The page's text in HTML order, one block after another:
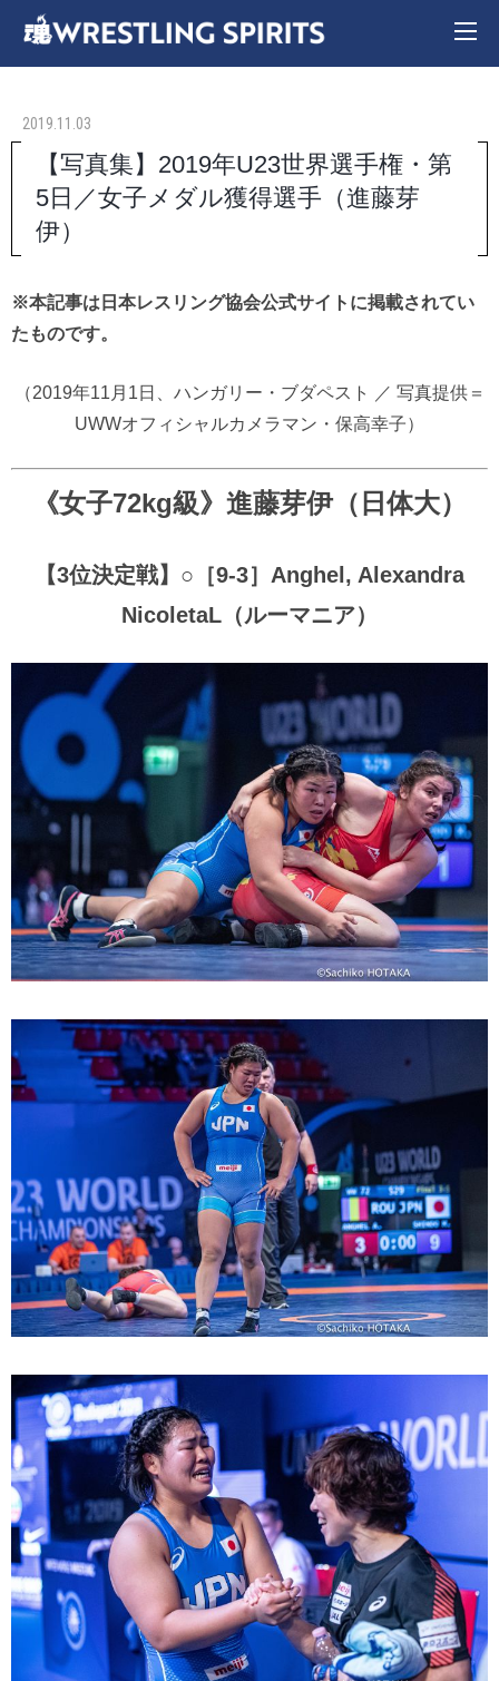
2019.11.03
【写真集】2019年U23世界選手権・第
5日／女子メダル獲得選手（進藤芽
伊）
※本記事は日本レスリング協会公式サイトに掲載されてい
たものです。
（2019年11月1日、ハンガリー・ブダペスト ／ 写真提供＝
UWWオフィシャルカメラマン・保高幸子）
《女子72kg級》進藤芽伊（日体大）
【3位決定戦】○［9-3］Anghel, Alexandra
NicoletaL（ルーマニア）